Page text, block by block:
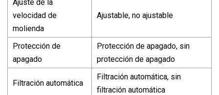
Ajuste de la
velocidad de
molienda
Ajustable, no ajustable
Protección de
apagado
Protección de apagado, sin
protección de apagado
Filtración automática
Filtración automática, sin
filtración automática